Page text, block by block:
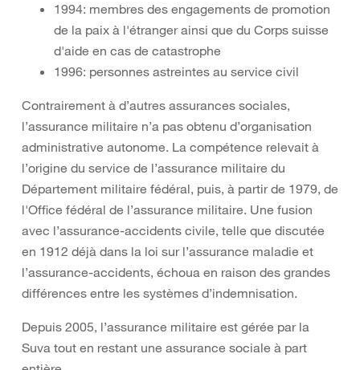
1994: membres des engagements de promotion
de la paix à l'étranger ainsi que du Corps suisse
d'aide en cas de catastrophe
1996: personnes astreintes au service civil
Contrairement à d’autres assurances sociales,
l’assurance militaire n’a pas obtenu d’organisation
administrative autonome. La compétence relevait à
l’origine du service de l’assurance militaire du
Département militaire fédéral, puis, à partir de 1979, de
l'Office fédéral de l’assurance militaire. Une fusion
avec l’assurance-accidents civile, telle que discutée
en 1912 déjà dans la loi sur l’assurance maladie et
l’assurance-accidents, échoua en raison des grandes
différences entre les systèmes d’indemnisation.
Depuis 2005, l’assurance militaire est gérée par la
Suva tout en restant une assurance sociale à part